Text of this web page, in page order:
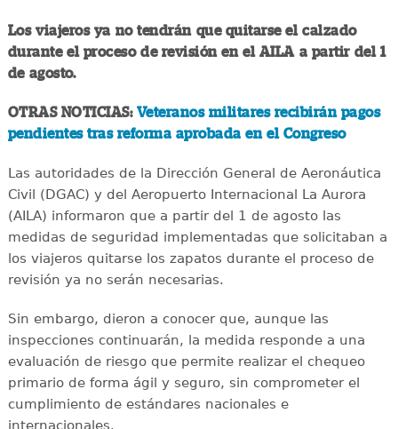
Los viajeros ya no tendrán que quitarse el calzado
durante el proceso de revisión en el AILA a partir del 1
de agosto.
OTRAS NOTICIAS:Veteranos militares recibirán pagos
pendientes tras reforma aprobada en el Congreso
Las autoridades de la Dirección General de Aeronáutica
Civil (DGAC) y del Aeropuerto Internacional La Aurora
(AILA) informaron que a partir del 1 de agosto las
medidas de seguridad implementadas que solicitaban a
los viajeros quitarse los zapatos durante el proceso de
revisión ya no serán necesarias.
Sin embargo, dieron a conocer que, aunque las
inspecciones continuarán, la medida responde a una
evaluación de riesgo que permite realizar el chequeo
primario de forma ágil y seguro, sin comprometer el
cumplimiento de estándares nacionales e
internacionales.